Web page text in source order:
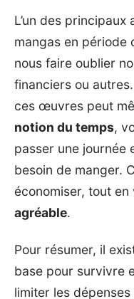
L’un des
mangas en période
nous faire oublier
financiers ou
ces œuvres peut
notion du temps,
passer une journée
besoin de manger.
économiser, tout
agréable.
Pour résumer, il
base pour survivre
limiter les